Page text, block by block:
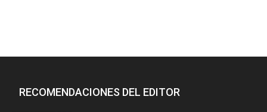
RECOMENDACIONES DEL EDITOR